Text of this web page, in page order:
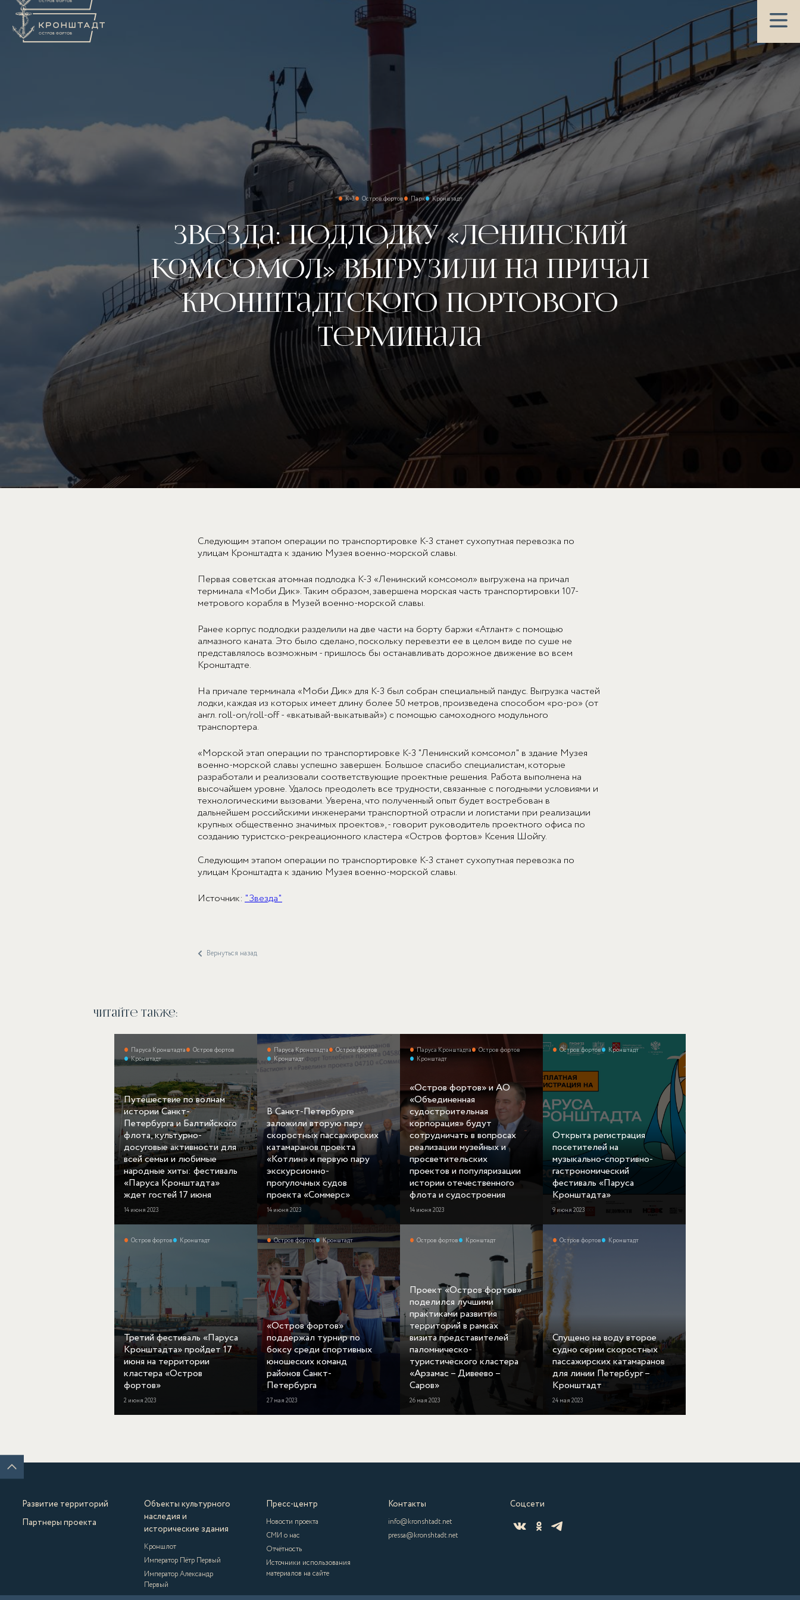
К-3 Остров фортов Парк Кронштадт
Звезда: Подлодку «Ленинский
комсомол» выгрузили на причал
кронштадтского портового
терминала
Следующим этапом операции по транспортировке К-3 станет сухопутная перевозка по
улицам Кронштадта к зданию Музея военно-морской славы.
Первая советская атомная подлодка К-3 «Ленинский комсомол» выгружена на причал
терминала «Моби Дик». Таким образом, завершена морская часть транспортировки 107-
метрового корабля в Музей военно-морской славы.
Ранее корпус подлодки разделили на две части на борту баржи «Атлант» с помощью
алмазного каната. Это было сделано, поскольку перевезти ее в целом виде по суше не
представлялось возможным - пришлось бы останавливать дорожное движение во всем
Кронштадте.
На причале терминала «Моби Дик» для К-3 был собран специальный пандус. Выгрузка частей
лодки, каждая из которых имеет длину более 50 метров, произведена способом «ро-ро» (от
англ. roll-on/roll-off - «вкатывай-выкатывай») с помощью самоходного модульного
транспортера.
«Морской этап операции по транспортировке К-3 "Ленинский комсомол" в здание Музея
военно-морской славы успешно завершен. Большое спасибо специалистам, которые
разработали и реализовали соответствующие проектные решения. Работа выполнена на
высочайшем уровне. Удалось преодолеть все трудности, связанные с погодными условиями и
технологическими вызовами. Уверена, что полученный опыт будет востребован в
дальнейшем российскими инженерами транспортной отрасли и логистами при реализации
крупных общественно значимых проектов», - говорит руководитель проектного офиса по
созданию туристско-рекреационного кластера «Остров фортов» Ксения Шойгу.
Следующим этапом операции по транспортировке К-3 станет сухопутная перевозка по
улицам Кронштадта к зданию Музея военно-морской славы.
Источник: "Звезда"
Читайте также:
Паруса Кронштадта
Остров фортов
Кронштадт
Путешествие по волнам
истории Санкт-
Петербурга и Балтийского
флота, культурно-
досуговые активности для
всей семьи и любимые
народные хиты: фестиваль
«Паруса Кронштадта»
ждет гостей 17 июня
14 июня 2023
Паруса Кронштадта
Остров фортов
Кронштадт
В Санкт-Петербурге
заложили вторую пару
скоростных пассажирских
катамаранов проекта
«Котлин» и первую пару
экскурсионно-
прогулочных судов
проекта «Соммерс»
14 июня 2023
Паруса Кронштадта
Остров фортов
Кронштадт
«Остров фортов» и АО
«Объединенная
судостроительная
корпорация» будут
сотрудничать в вопросах
реализации музейных и
просветительских
проектов и популяризации
истории отечественного
флота и судостроения
14 июня 2023
Остров фортов Кронштадт
Открыта регистрация
посетителей на
музыкально-спортивно-
гастрономический
фестиваль «Паруса
Кронштадта»
9 июня 2023
Остров фортов Кронштадт
Третий фестиваль «Паруса
Кронштадта» пройдет 17
июня на территории
кластера «Остров
фортов»
2 июня 2023
Остров фортов Кронштадт
«Остров фортов»
поддержал турнир по
боксу среди спортивных
юношеских команд
районов Санкт-
Петербурга
27 мая 2023
Остров фортов Кронштадт
Проект «Остров фортов»
поделился лучшими
практиками развития
территорий в рамках
визита представителей
паломническо-
туристического кластера
«Арзамас – Дивеево –
Саров»
26 мая 2023
Остров фортов Кронштадт
Спущено на воду второе
судно серии скоростных
пассажирских катамаранов
для линии Петербург –
Кронштадт
24 мая 2023
Развитие территорий
Партнеры проекта
Объекты культурного
наследия и
исторические здания
Кроншлот
Император Пётр Первый
Император Александр
Первый
Пресс-центр
Новости проекта
СМИ о нас
Отчётность
Источники использования
материалов на сайте
Контакты
info@kronshtadt.net
pressa@kronshtadt.net
Соцсети